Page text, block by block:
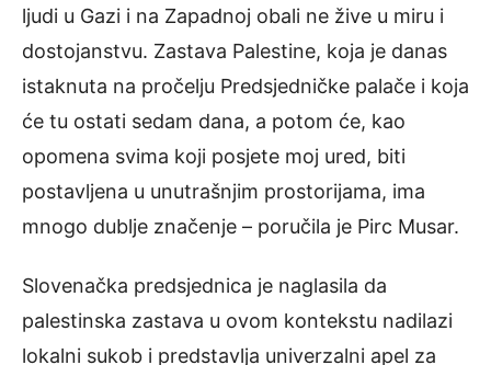
ljudi u Gazi i na Zapadnoj obali ne žive u miru i
dostojanstvu. Zastava Palestine, koja je danas
istaknuta na pročelju Predsjedničke palače i koja
će tu ostati sedam dana, a potom će, kao
opomena svima koji posjete moj ured, biti
postavljena u unutrašnjim prostorijama, ima
mnogo dublje značenje – poručila je Pirc Musar.
Slovenačka predsjednica je naglasila da
palestinska zastava u ovom kontekstu nadilazi
lokalni sukob i predstavlja univerzalni apel za